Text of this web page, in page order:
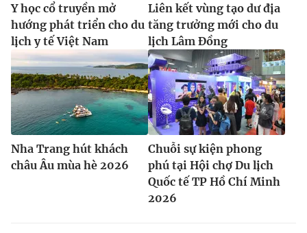
Y học cổ truyền mở
hướng phát triển cho du
lịch y tế Việt Nam
Liên kết vùng tạo dư địa
tăng trưởng mới cho du
lịch Lâm Đồng
Nha Trang hút khách
châu Âu mùa hè 2026
Chuỗi sự kiện phong
phú tại Hội chợ Du lịch
Quốc tế TP Hồ Chí Minh
2026